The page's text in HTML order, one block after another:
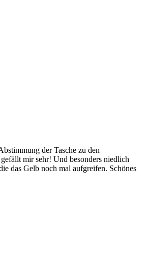
der Tasche zu den
mir sehr! Und besonders niedlich
das Gelb noch mal aufgreifen. Schönes